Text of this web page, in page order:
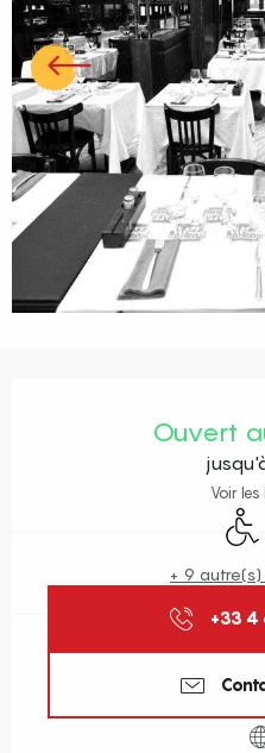
Ouvert
Voir
+ 9
+33 4